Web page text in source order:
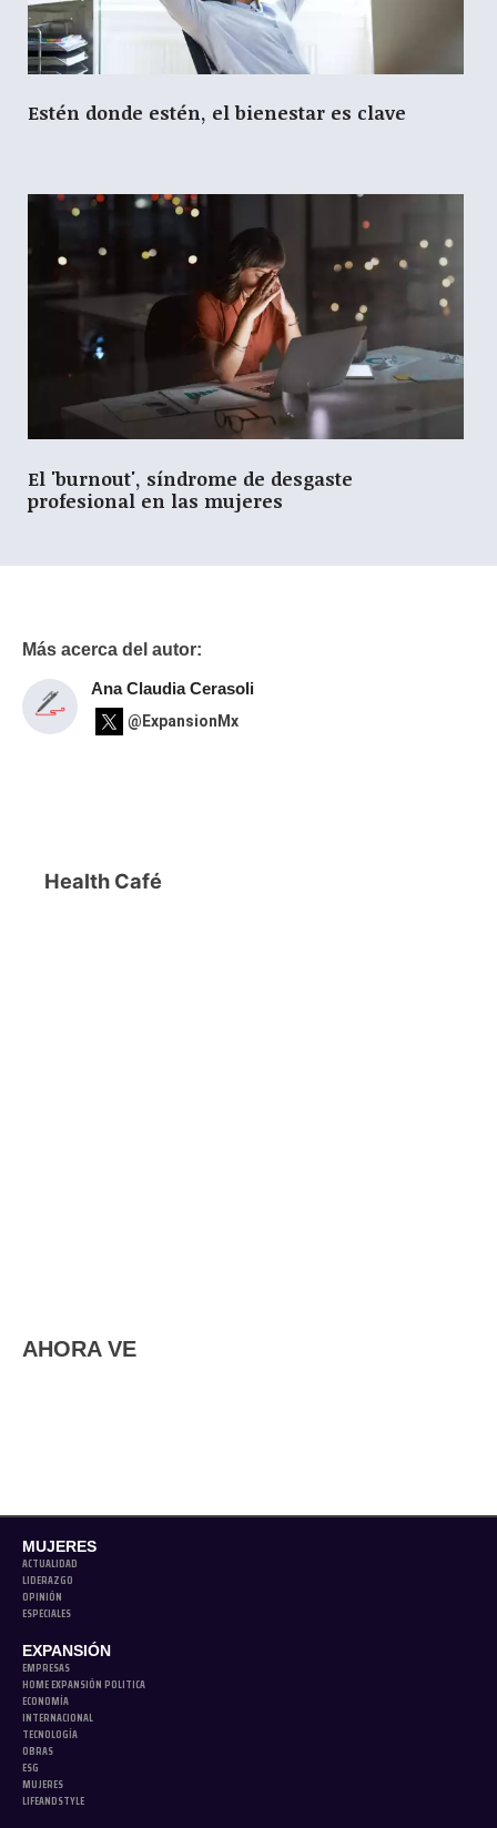
Estén donde estén, el bienestar es clave
El 'burnout', síndrome de desgaste
profesional en las mujeres
Más acerca del autor:
Ana Claudia Cerasoli
@ExpansionMx
Health Café
AHORA VE
MUJERES
ACTUALIDAD
LIDERAZGO
OPINIÓN
ESPECIALES
EXPANSIÓN
EMPRESAS
HOME EXPANSIÓN POLITICA
ECONOMÍA
INTERNACIONAL
TECNOLOGÍA
OBRAS
ESG
MUJERES
LIFEANDSTYLE